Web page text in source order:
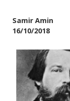
Samir Amin
16/10/2018